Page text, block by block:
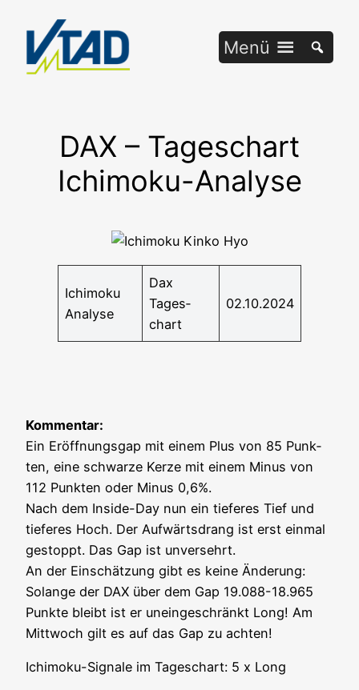
springen
Menü
DAX – Tageschart
Ichimoku-Analyse
Ichi­mo­ku
Analyse
Dax
Tages­
chart
02.10.2024
Kom­men­tar:
Ein Eröff­nungs­gap mit einem Plus von 85 Punk­
ten, eine schwar­ze Ker­ze mit einem Minus von
112 Punk­ten oder Minus 0,6%.
Nach dem Insi­de-Day nun ein tie­fe­res Tief und
tie­fe­res Hoch. Der Auf­wärts­drang ist erst ein­mal
gestoppt. Das Gap ist unver­sehrt.
An der Ein­schät­zung gibt es kei­ne Ände­rung:
Solan­ge der DAX über dem Gap 19.088-18.965
Punk­te bleibt ist er unein­ge­schränkt Long! Am
Mitt­woch gilt es auf das Gap zu achten!
Ichi­mo­ku-Signa­le im Tages­chart: 5 x Long